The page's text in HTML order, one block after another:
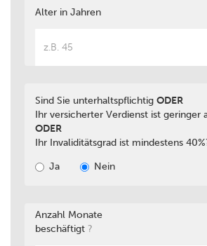
Alter in Jahren
Sind Sie unterhaltspflichtig ODER
Ihr versicherter Verdienst ist geringer
ODER
Ihr Invaliditätsgrad ist mindestens
Ja
Nein
Anzahl Monate
beschäftigt ?